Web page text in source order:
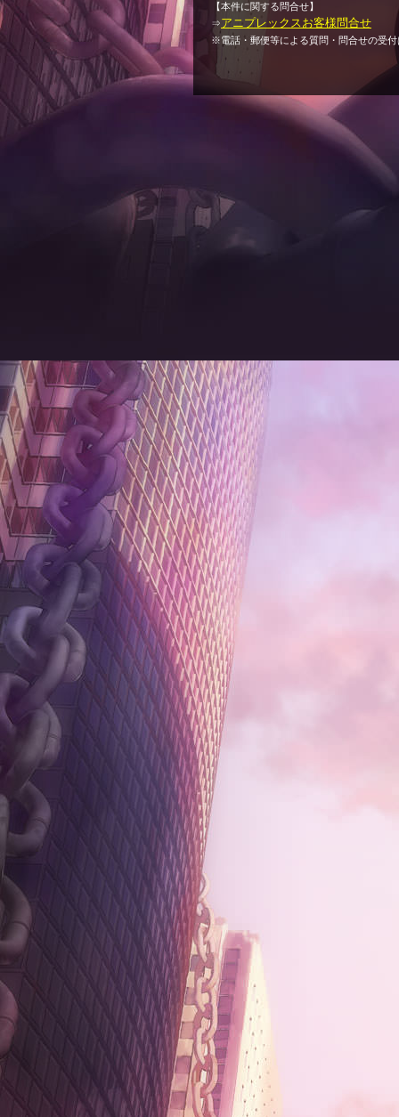
【本件に関する問合せ】
⇒アニプレックスお客様問合せ
※電話・郵便等による質問・問合せの受